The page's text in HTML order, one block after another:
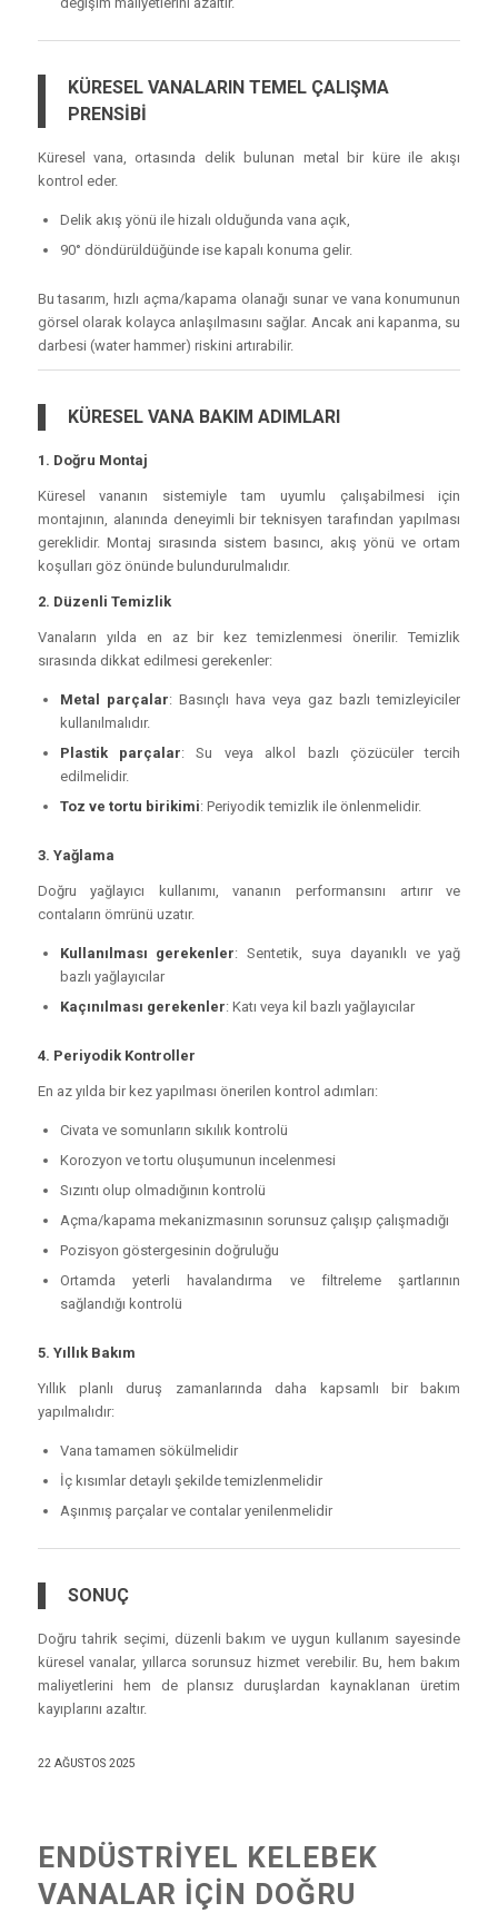
KÜRESEL VANALARIN TEMEL ÇALIŞMA
PRENSİBİ
Küresel vana, ortasında delik bulunan metal bir küre ile akışı
kontrol eder.
Delik akış yönü ile hizalı olduğunda vana açık,
90° döndürüldüğünde ise kapalı konuma gelir.
Bu tasarım, hızlı açma/kapama olanağı sunar ve vana konumunun
görsel olarak kolayca anlaşılmasını sağlar. Ancak ani kapanma, su
darbesi (water hammer) riskini artırabilir.
KÜRESEL VANA BAKIM ADIMLARI
1. Doğru Montaj
Küresel vananın sistemiyle tam uyumlu çalışabilmesi için
montajının, alanında deneyimli bir teknisyen tarafından yapılması
gereklidir. Montaj sırasında sistem basıncı, akış yönü ve ortam
koşulları göz önünde bulundurulmalıdır.
2. Düzenli Temizlik
Vanaların yılda en az bir kez temizlenmesi önerilir. Temizlik
sırasında dikkat edilmesi gerekenler:
Metal parçalar: Basınçlı hava veya gaz bazlı temizleyiciler
kullanılmalıdır.
Plastik parçalar: Su veya alkol bazlı çözücüler tercih
edilmelidir.
Toz ve tortu birikimi: Periyodik temizlik ile önlenmelidir.
3. Yağlama
Doğru yağlayıcı kullanımı, vananın performansını artırır ve
contaların ömrünü uzatır.
Kullanılması gerekenler: Sentetik, suya dayanıklı ve yağ
bazlı yağlayıcılar
Kaçınılması gerekenler: Katı veya kil bazlı yağlayıcılar
4. Periyodik Kontroller
En az yılda bir kez yapılması önerilen kontrol adımları:
Civata ve somunların sıkılık kontrolü
Korozyon ve tortu oluşumunun incelenmesi
Sızıntı olup olmadığının kontrolü
Açma/kapama mekanizmasının sorunsuz çalışıp çalışmadığı
Pozisyon göstergesinin doğruluğu
Ortamda yeterli havalandırma ve filtreleme şartlarının
sağlandığı kontrolü
5. Yıllık Bakım
Yıllık planlı duruş zamanlarında daha kapsamlı bir bakım
yapılmalıdır:
Vana tamamen sökülmelidir
İç kısımlar detaylı şekilde temizlenmelidir
Aşınmış parçalar ve contalar yenilenmelidir
SONUÇ
Doğru tahrik seçimi, düzenli bakım ve uygun kullanım sayesinde
küresel vanalar, yıllarca sorunsuz hizmet verebilir. Bu, hem bakım
maliyetlerini hem de plansız duruşlardan kaynaklanan üretim
kayıplarını azaltır.
22 AĞUSTOS 2025
ENDÜSTRIYEL KELEBEK
VANALAR İÇIN DOĞRU